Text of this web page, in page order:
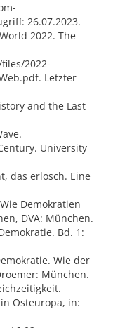
26.07.2023.
2022. The
2022-
Letzter
and the Last
University
das erlosch. Eine
Demokratien
DVA: München.
Bd. 1:
Wie der
München.
Osteuropa, in: